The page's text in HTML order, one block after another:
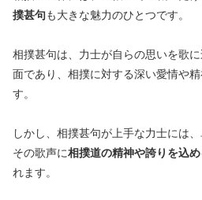
撲甚句も大きな魅力のひとつです。
相撲甚句は、力士が自らの思いを歌
面であり、相撲に対する深い愛情や
す。
しかし、相撲甚句が上手な力士には
その歌声に相撲道の精神や誇りを込め
れます。